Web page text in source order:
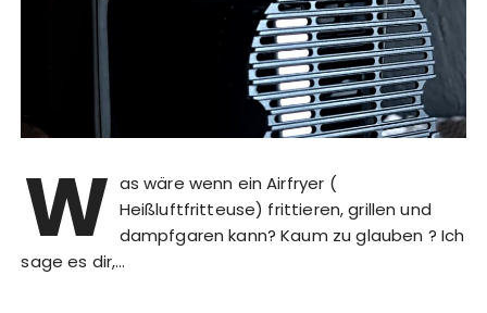
W as wäre wenn ein Airfryer (
Heißluftfritteuse) frittieren, grillen und
dampfgaren kann? Kaum zu glauben ? Ich
sage es dir,…